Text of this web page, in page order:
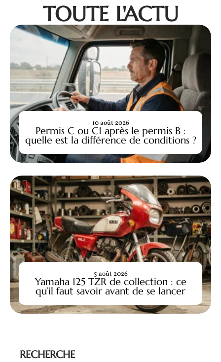
TOUTE L'ACTU
Permis C ou C1 après le permis B :
quelle est la différence de conditions ?
10 août 2026
Yamaha 125 TZR de collection : ce
qu’il faut savoir avant de se lancer
5 août 2026
RECHERCHE